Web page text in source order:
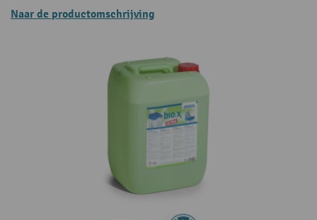
Naar de productomschrijving